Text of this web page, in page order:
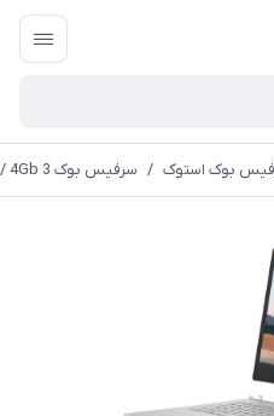
بوک استوک / سرفیس بوک 3 Surface Book 3 13.5 / Core i7 1065G7 / 32Gb / 512Gb / 4Gb